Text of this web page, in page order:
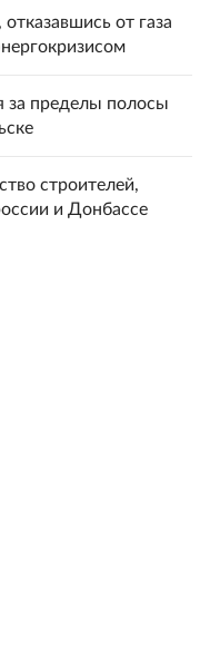
от газа
за пределы полосы
строителей,
и Донбассе